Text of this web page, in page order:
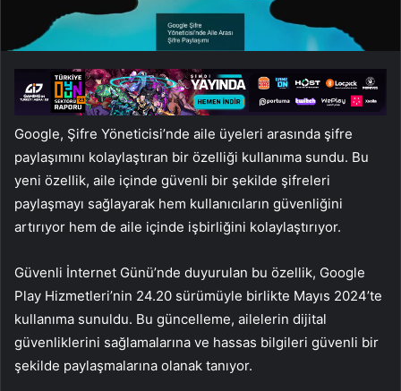
Google, Şifre Yöneticisi’nde aile üyeleri arasında şifre
paylaşımını kolaylaştıran bir özelliği kullanıma sundu. Bu
yeni özellik, aile içinde güvenli bir şekilde şifreleri
paylaşmayı sağlayarak hem kullanıcıların güvenliğini
artırıyor hem de aile içinde işbirliğini kolaylaştırıyor.
Güvenli İnternet Günü’nde duyurulan bu özellik, Google
Play Hizmetleri’nin 24.20 sürümüyle birlikte Mayıs 2024’te
kullanıma sunuldu. Bu güncelleme, ailelerin dijital
güvenliklerini sağlamalarına ve hassas bilgileri güvenli bir
şekilde paylaşmalarına olanak tanıyor.